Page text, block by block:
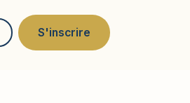
S'inscrire